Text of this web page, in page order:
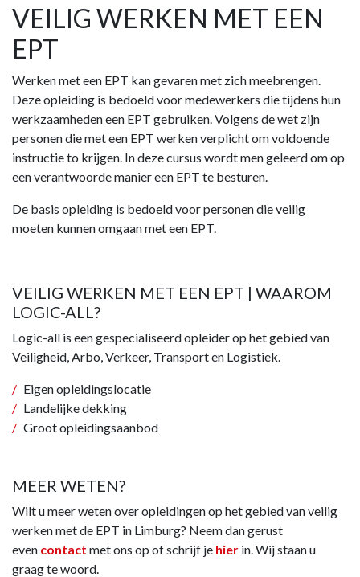
VEILIG WERKEN MET EEN
EPT
Werken met een EPT kan gevaren met zich meebrengen.
Deze opleiding is bedoeld voor medewerkers die tijdens hun
werkzaamheden een EPT gebruiken. Volgens de wet zijn
personen die met een EPT werken verplicht om voldoende
instructie to krijgen. In deze cursus wordt men geleerd om op
een verantwoorde manier een EPT te besturen.
De basis opleiding is bedoeld voor personen die veilig
moeten kunnen omgaan met een EPT.
VEILIG WERKEN MET EEN EPT | WAAROM
LOGIC-ALL?
Logic-all is een gespecialiseerd opleider op het gebied van
Veiligheid, Arbo, Verkeer, Transport en Logistiek.
Eigen opleidingslocatie
Landelijke dekking
Groot opleidingsaanbod
MEER WETEN?
Wilt u meer weten over opleidingen op het gebied van veilig
werken met de EPT in Limburg? Neem dan gerust
even contact met ons op of schrijf je hier in. Wij staan u
graag te woord.